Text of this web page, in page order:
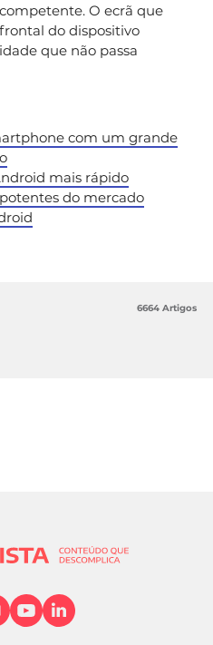
O ecrã que
do dispositivo
que não passa
com um grande
mais rápido
do mercado
6664 Artigos